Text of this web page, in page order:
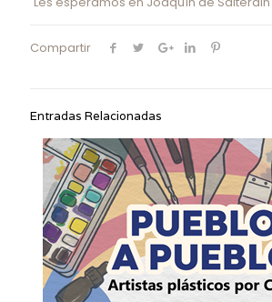
Compartir
Entradas Relacionadas